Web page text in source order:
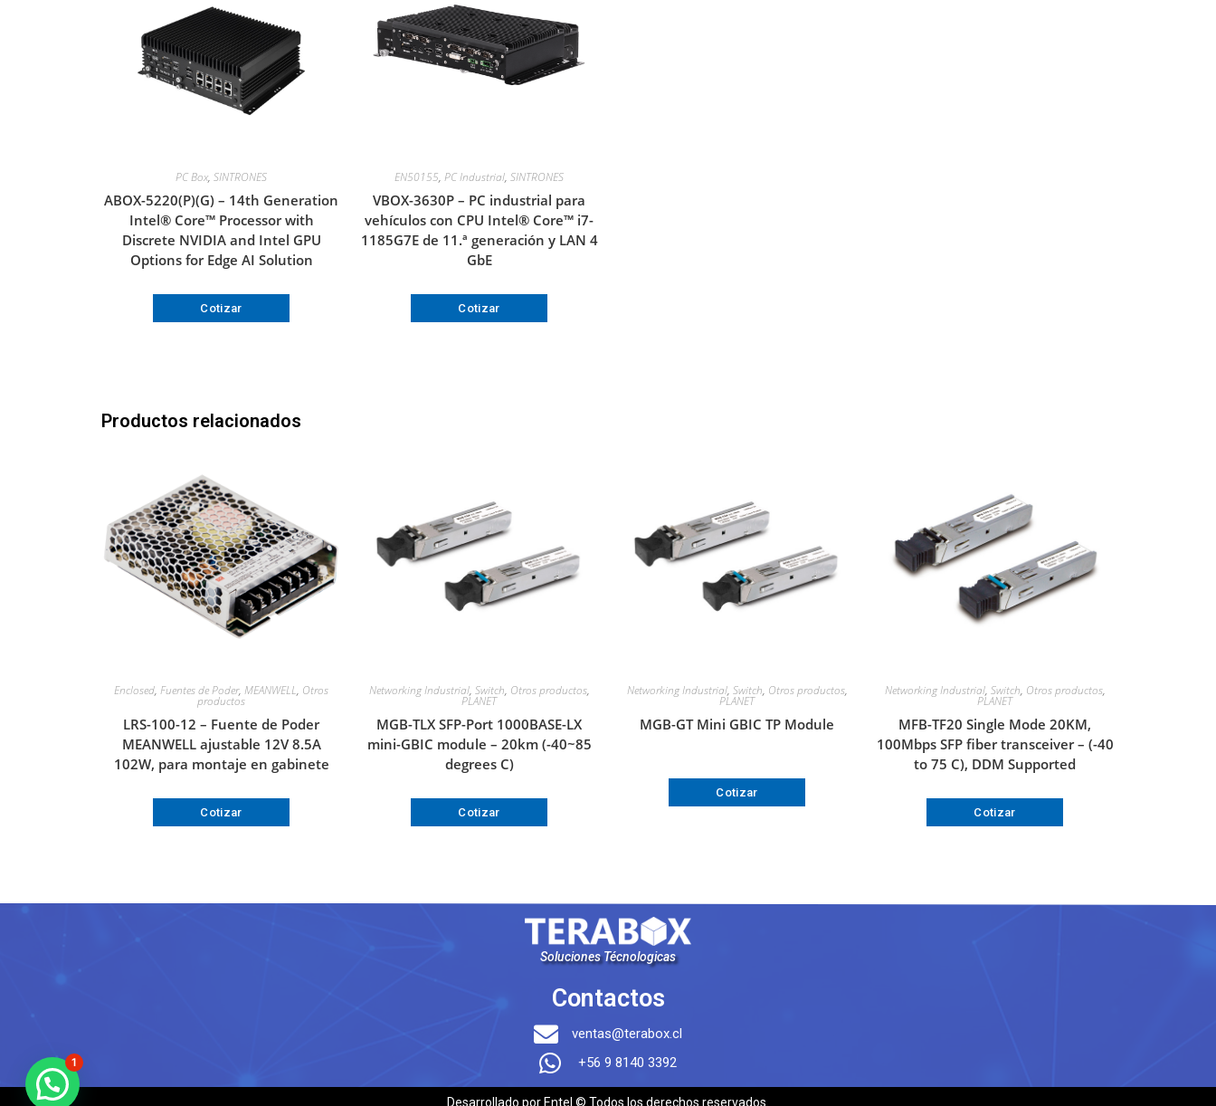
PC Box, SINTRONES
ABOX-5220(P)(G) – 14th Generation
Intel® Core™ Processor with
Discrete NVIDIA and Intel GPU
Options for Edge AI Solution
Cotizar
EN50155, PC Industrial, SINTRONES
VBOX-3630P – PC industrial para
vehículos con CPU Intel® Core™ i7-
1185G7E de 11.ª generación y LAN 4
GbE
Cotizar
Productos relacionados
Enclosed, Fuentes de Poder, MEANWELL, Otros
productos
LRS-100-12 – Fuente de Poder
MEANWELL ajustable 12V 8.5A
102W, para montaje en gabinete
Cotizar
Networking Industrial, Switch, Otros productos,
PLANET
MGB-TLX SFP-Port 1000BASE-LX
mini-GBIC module – 20km (-40~85
degrees C)
Cotizar
Networking Industrial, Switch, Otros productos,
PLANET
MGB-GT Mini GBIC TP Module
Cotizar
Networking Industrial, Switch, Otros productos,
PLANET
MFB-TF20 Single Mode 20KM,
100Mbps SFP fiber transceiver – (-40
to 75 C), DDM Supported
Cotizar
Soluciones Técnologicas
Contactos
ventas@terabox.cl
+56 9 8140 3392
Desarrollado por Entel © Todos los derechos reservados.
1